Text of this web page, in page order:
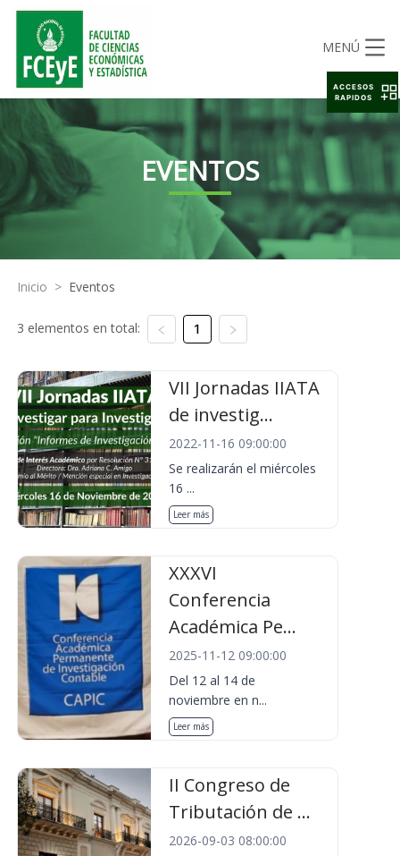
MENÚ
EVENTOS
Inicio > Eventos
3 elementos en total: 1
VII Jornadas IIATA
de investig...
2022-11-16 09:00:00
Se realizarán el miércoles
16 ...
Leer más
XXXVI
Conferencia
Académica Pe...
2025-11-12 09:00:00
Del 12 al 14 de
noviembre en n...
Leer más
II Congreso de
Tributación de ...
2026-09-03 08:00:00
ACCESOS
RAPIDOS